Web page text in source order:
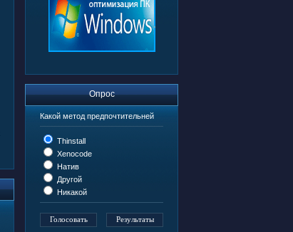
Опрос
Какой метод предпочтительней
Thinstall
Xenocode
Натив
Другой
Никакой